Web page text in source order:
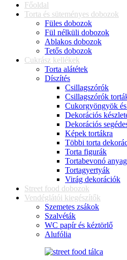
Főoldal
Torta és süteményes dobozok
Füles dobozok
Fül nélküli dobozok
Ablakos dobozok
Tetős dobozok
Cukrász kellékek
Torta alátétek
Díszítés
Csillagszórók
Csillagszórók
Cukorgyöngyök
Dekorációs
Dekorációs
Képek tortákra
Többi torta
Torta figurák
Tortabevonó
Tortagyertyák
Virág dekorációk
Street food dobozok
Vendéglátói kiegészítők
Szemetes zsákok
Szalvéták
WC papír és kéztörlő
Alufólia